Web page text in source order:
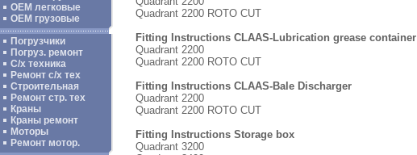
ОЕМ легковые
OEM грузовые
Погрузчики
Погруз. ремонт
С/х техника
Ремонт с/х тех
Строительная
Ремонт стр. тех
Краны
Краны ремонт
Моторы
Ремонт мотор.
Quadrant 2200 ROTO CUT
Fitting Instructions CLAAS-Lubrication grease container
Quadrant 2200
Quadrant 2200 ROTO CUT
Fitting Instructions CLAAS-Bale Discharger
Quadrant 2200
Quadrant 2200 ROTO CUT
Fitting Instructions Storage box
Quadrant 3200